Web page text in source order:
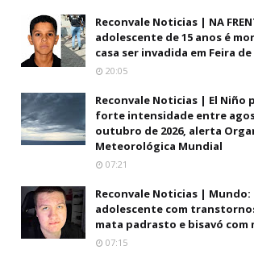
Reconvale Noticias | NA
adolescente de 15 anos é
casa ser invadida em Feira
20:05
Reconvale Noticias | El Niño
forte intensidade entre
outubro de 2026, alerta
Meteorológica Mundial
07:21
Reconvale Noticias | Mundo:
adolescente com
mata padrasto e bisavó com
07:15